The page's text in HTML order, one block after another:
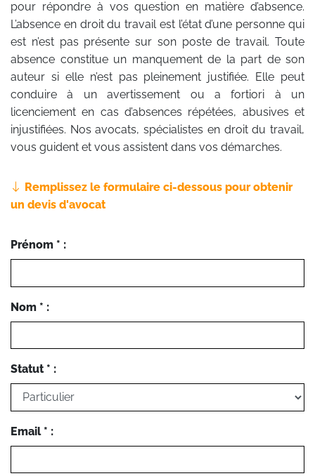
pour répondre à vos question en matière d’absence.
L’absence en droit du travail est l’état d’une personne qui
est n’est pas présente sur son poste de travail. Toute
absence constitue un manquement de la part de son
auteur si elle n’est pas pleinement justifiée. Elle peut
conduire à un avertissement ou a fortiori à un
licenciement en cas d’absences répétées, abusives et
injustifiées. Nos avocats, spécialistes en droit du travail,
vous guident et vous assistent dans vos démarches.
Remplissez le formulaire ci-dessous pour obtenir
un devis d'avocat
Prénom * :
Nom * :
Statut * :
Email * :